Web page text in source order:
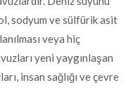
sodyum ve sülfürik asit
veya hiç
yeni yaygınlaşan
insan sağlığı ve çevre